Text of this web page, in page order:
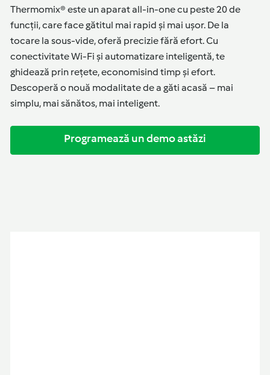
Thermomix® este un aparat all-in-one cu peste 20 de
funcții, care face gătitul mai rapid și mai ușor. De la
tocare la sous-vide, oferă precizie fără efort. Cu
conectivitate Wi-Fi și automatizare inteligentă, te
ghidează prin rețete, economisind timp și efort.
Descoperă o nouă modalitate de a găti acasă – mai
simplu, mai sănătos, mai inteligent.
Programează un demo astăzi